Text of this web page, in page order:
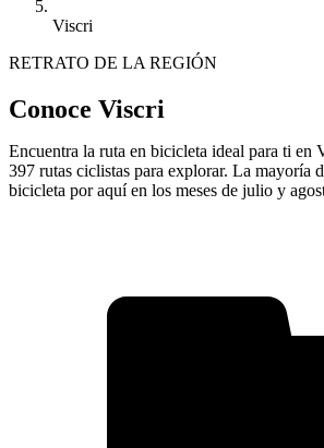
Viscri
RETRATO DE LA REGIÓN
Conoce Viscri
Encuentra la ruta en bicicleta ideal para ti en
397 rutas ciclistas para explorar. La mayoría
bicicleta por aquí en los meses de julio y